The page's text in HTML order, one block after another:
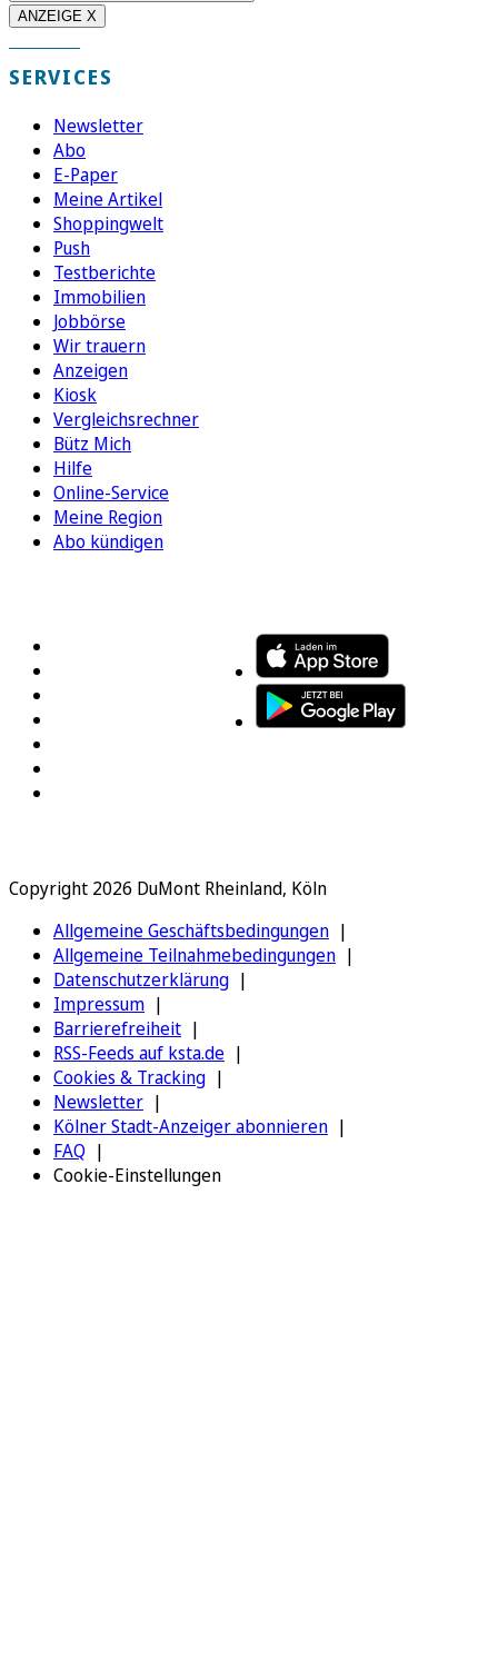
ANZEIGE X
SERVICES
Newsletter
Abo
E-Paper
Meine Artikel
Shoppingwelt
Push
Testberichte
Immobilien
Jobbörse
Wir trauern
Anzeigen
Kiosk
Vergleichsrechner
Bütz Mich
Hilfe
Online-Service
Meine Region
Abo kündigen
Copyright 2026 DuMont Rheinland, Köln
Allgemeine Geschäftsbedingungen
Allgemeine Teilnahmebedingungen
Datenschutzerklärung
Impressum
Barrierefreiheit
RSS-Feeds auf ksta.de
Cookies & Tracking
Newsletter
Kölner Stadt-Anzeiger abonnieren
FAQ
Cookie-Einstellungen